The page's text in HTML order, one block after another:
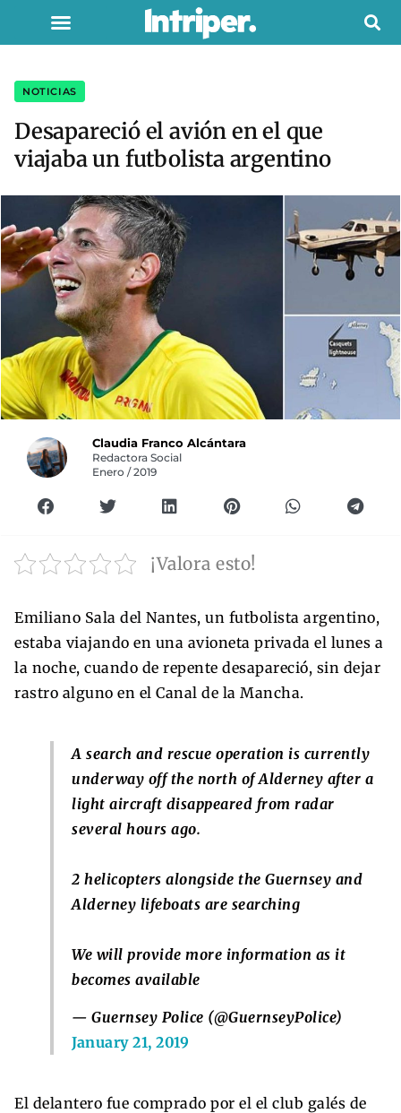
NOTICIAS
Desapareció el avión en el que
viajaba un futbolista argentino
Claudia Franco Alcántara
Redactora Social
Enero / 2019
¡Valora esto!
Emiliano Sala del Nantes, un futbolista argentino,
estaba viajando en una avioneta privada el lunes a
la noche, cuando de repente desapareció, sin dejar
rastro alguno en el Canal de la Mancha.
A search and rescue operation is currently
underway off the north of Alderney after a
light aircraft disappeared from radar
several hours ago.
2 helicopters alongside the Guernsey and
Alderney lifeboats are searching
We will provide more information as it
becomes available
— Guernsey Police (@GuernseyPolice)
January 21, 2019
El delantero fue comprado por el el club galés de